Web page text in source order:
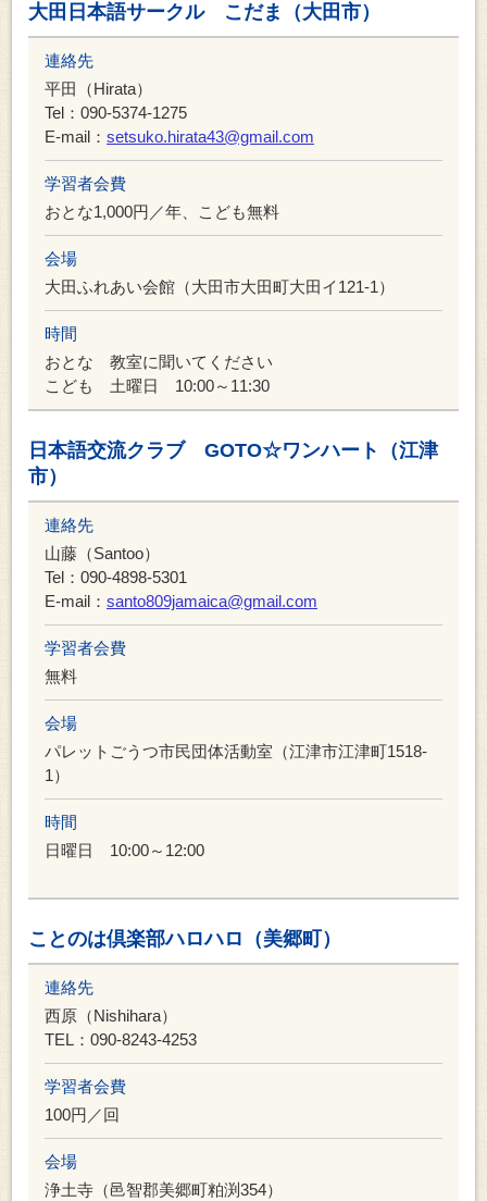
大田日本語サークル こだま（大田市）
連絡先
平田（Hirata）
Tel：090-5374-1275
E-mail： setsuko.hirata43@gmail.com
学習者会費
おとな1,000円／年、こども無料
会場
大田ふれあい会館（大田市大田町大田イ121-1）
時間
おとな 教室に聞いてください
こども 土曜日 10:00～11:30
日本語交流クラブ GOTO☆ワンハート（江津
市）
連絡先
山藤（Santoo）
Tel：090-4898-5301
E-mail： santo809jamaica@gmail.com
学習者会費
無料
会場
パレットごうつ市民団体活動室（江津市江津町1518-
1）
時間
日曜日 10:00～12:00
ことのは倶楽部ハロハロ（美郷町）
連絡先
西原（Nishihara）
TEL：090-8243-4253
学習者会費
100円／回
会場
浄土寺（邑智郡美郷町粕渕354）